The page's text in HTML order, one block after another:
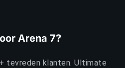
Arena 7?
tevreden klanten. Ultimate